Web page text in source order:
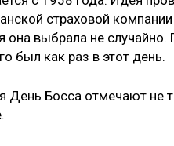
страховой
она выбрала не
был как раз в этот день.
День Босса отмечают не